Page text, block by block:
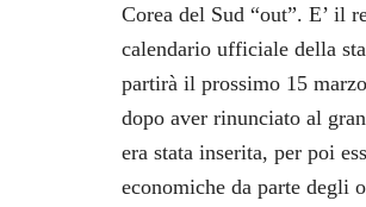
Corea del Sud “out”. E’ il
calendario ufficiale della
partirà il prossimo 15
dopo aver rinunciato al
era stata inserita, per poi
economiche da parte degli